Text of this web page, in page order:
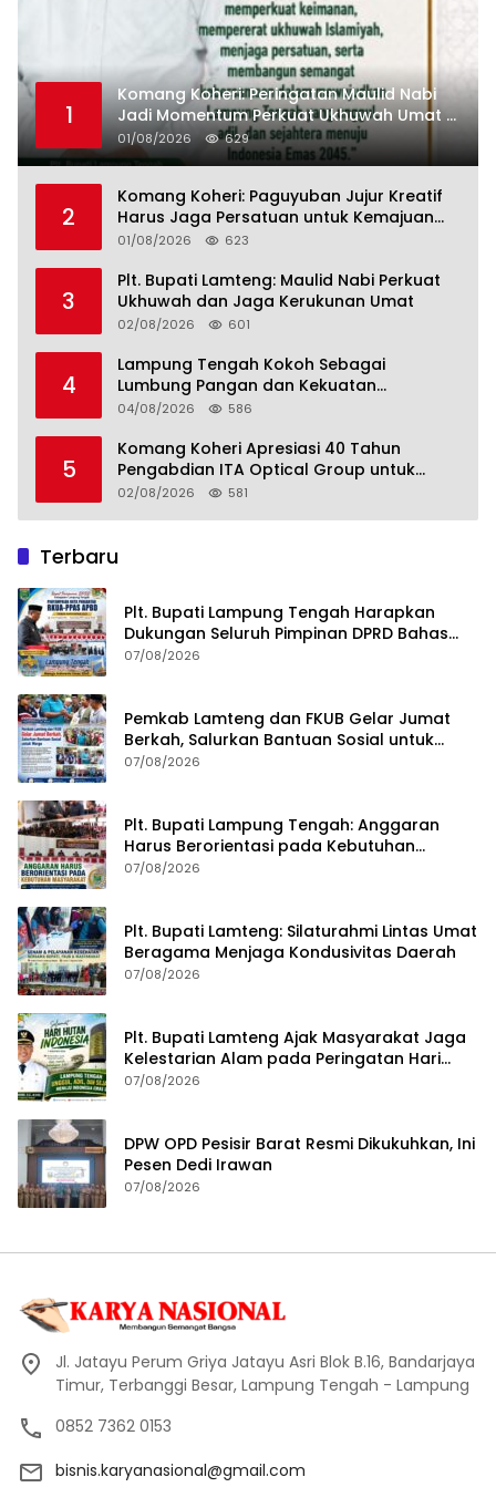
1
Komang Koheri: Peringatan Maulid Nabi
Jadi Momentum Perkuat Ukhuwah Umat di
Lampung Tengah
01/08/2026 629
2
Komang Koheri: Paguyuban Jujur Kreatif
Harus Jaga Persatuan untuk Kemajuan
Lampung Tengah
01/08/2026 623
3
Plt. Bupati Lamteng: Maulid Nabi Perkuat
Ukhuwah dan Jaga Kerukunan Umat
02/08/2026 601
4
Lampung Tengah Kokoh Sebagai
Lumbung Pangan dan Kekuatan
Perkebunan Lampung, Komang Koheri:
Menuju Indonesia Emas 2045
04/08/2026 586
5
Komang Koheri Apresiasi 40 Tahun
Pengabdian ITA Optical Group untuk
Kesehatan Mata Masyarakat Lamteng
02/08/2026 581
Terbaru
Plt. Bupati Lampung Tengah Harapkan
Dukungan Seluruh Pimpinan DPRD Bahas
RKUA-PPAS APBD Tahun 2027
07/08/2026
Pemkab Lamteng dan FKUB Gelar Jumat
Berkah, Salurkan Bantuan Sosial untuk
Warga
07/08/2026
Plt. Bupati Lampung Tengah: Anggaran
Harus Berorientasi pada Kebutuhan
Masyarakat
07/08/2026
Plt. Bupati Lamteng: Silaturahmi Lintas Umat
Beragama Menjaga Kondusivitas Daerah
07/08/2026
Plt. Bupati Lamteng Ajak Masyarakat Jaga
Kelestarian Alam pada Peringatan Hari
Hutan Indonesia 2026
07/08/2026
DPW OPD Pesisir Barat Resmi Dikukuhkan, Ini
Pesen Dedi Irawan
07/08/2026
Jl. Jatayu Perum Griya Jatayu Asri Blok B.16, Bandarjaya
Timur, Terbanggi Besar, Lampung Tengah - Lampung
0852 7362 0153
bisnis.karyanasional@gmail.com